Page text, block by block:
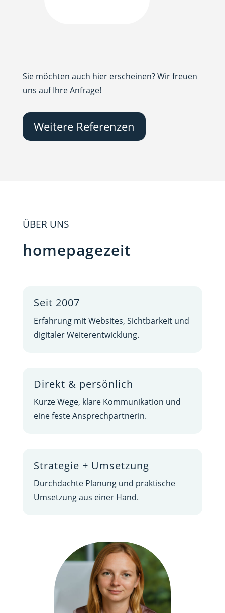
Sie möchten auch hier erscheinen? Wir freuen
uns auf Ihre Anfrage!
Weitere Referenzen
ÜBER UNS
homepagezeit
Seit 2007
Erfahrung mit Websites, Sichtbarkeit und
digitaler Weiterentwicklung.
Direkt & persönlich
Kurze Wege, klare Kommunikation und
eine feste Ansprechpartnerin.
Strategie + Umsetzung
Durchdachte Planung und praktische
Umsetzung aus einer Hand.